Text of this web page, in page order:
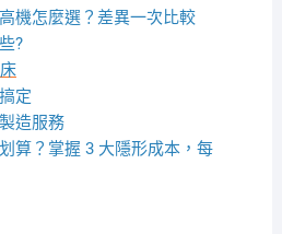
機怎麼選？差異一次比較
?
定
造服務
算？掌握 3 大隱形成本，每